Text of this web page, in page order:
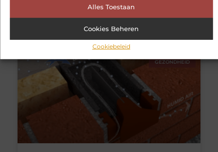
Alles Toestaan
Cookies Beheren
Cookiebeleid
niet alleen om een goed dieet met gezond voedsel,
maar daarnaast vraagt het ook om een goeie dagelijkse
GEZONDHEID